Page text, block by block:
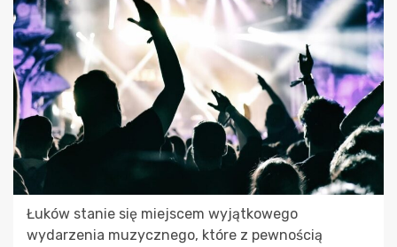
Łuków stanie się miejscem wyjątkowego
wydarzenia muzycznego, które z pewnością